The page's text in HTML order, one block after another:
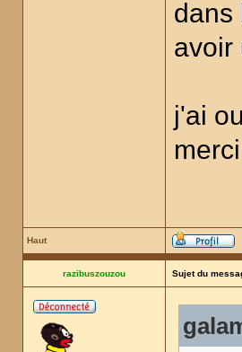
dans
avoir
j'ai
merci
Haut
razibuszouzou Sujet du